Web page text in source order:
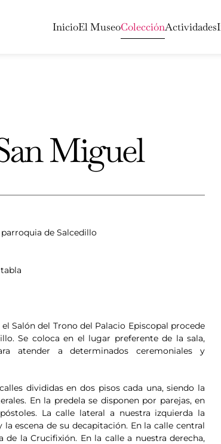
InicioEl MuseoColecciónActividades
Miguel
de Salcedillo
Salón del Trono del Palacio Episcopal procede
Se coloca en el lugar preferente de la sala,
atender a determinados ceremoniales y
divididas en dos pisos cada una, siendo la
En la predela se disponen por parejas, en
La calle lateral a nuestra izquierda la
escena de su decapitación. En la calle central
de la Crucifixión. En la calle a nuestra derecha,